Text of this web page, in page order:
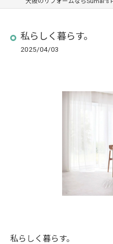
私らしく暮らす。
2025/04/03
私らしく暮らす。